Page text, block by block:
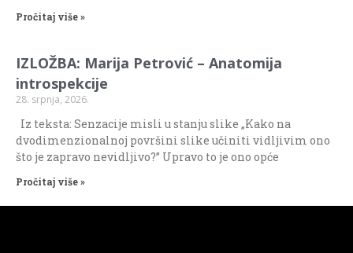
Pročitaj više »
IZLOŽBA: Marija Petrović – Anatomija
introspekcije
28. srpnja, 2026.
Iz teksta: Senzacije misli u stanju slike „Kako na
dvodimenzionalnoj površini slike učiniti vidljivim ono
što je zapravo nevidljivo?” Upravo to je ono opće
Pročitaj više »